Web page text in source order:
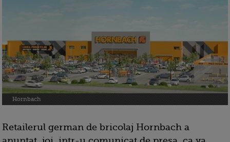
Hornbach
Retailerul german de bricolaj Hornbach a